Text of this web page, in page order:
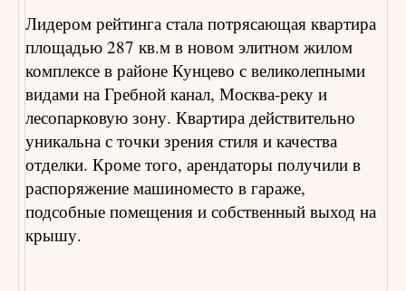
Лидером рейтинга стала потрясающая квартира
площадью 287 кв.м в новом элитном жилом
комплексе в районе Кунцево с великолепными
видами на Гребной канал, Москва-реку и
лесопарковую зону. Квартира действительно
уникальна с точки зрения стиля и качества
отделки. Кроме того, арендаторы получили в
распоряжение машиноместо в гараже,
подсобные помещения и собственный выход на
крышу.